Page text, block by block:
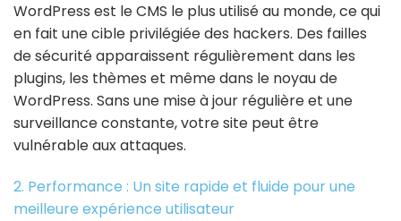
WordPress est le CMS le plus utilisé au monde, ce qui
en fait une cible privilégiée des hackers. Des failles
de sécurité apparaissent régulièrement dans les
plugins, les thèmes et même dans le noyau de
WordPress. Sans une mise à jour régulière et une
surveillance constante, votre site peut être
vulnérable aux attaques.
2. Performance : Un site rapide et fluide pour une
meilleure expérience utilisateur